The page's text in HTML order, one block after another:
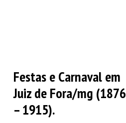
Festas e Carnaval em
Juiz de Fora/mg (1876
– 1915).